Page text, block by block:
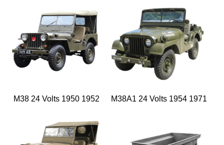
M38 24 Volts 1950 1952 M38A1 24 Volts 1954 1971